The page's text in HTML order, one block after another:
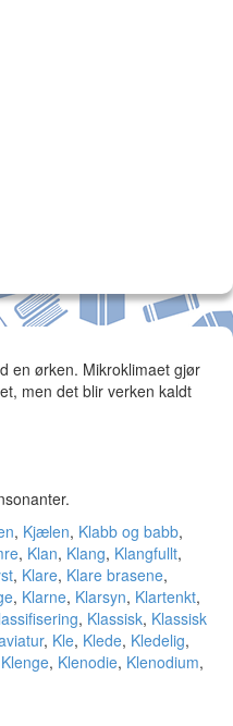
en ørken. Mikroklimaet gjør
men det blir verken kaldt
, Kjælen, Klabb og babb,
, Klan, Klang, Klangfullt,
, Klare, Klare brasene,
, Klarne, Klarsyn, Klartenkt,
, Klassisk, Klassisk
, Kle, Klede, Kledelig,
Klenge, Klenodie, Klenodium,